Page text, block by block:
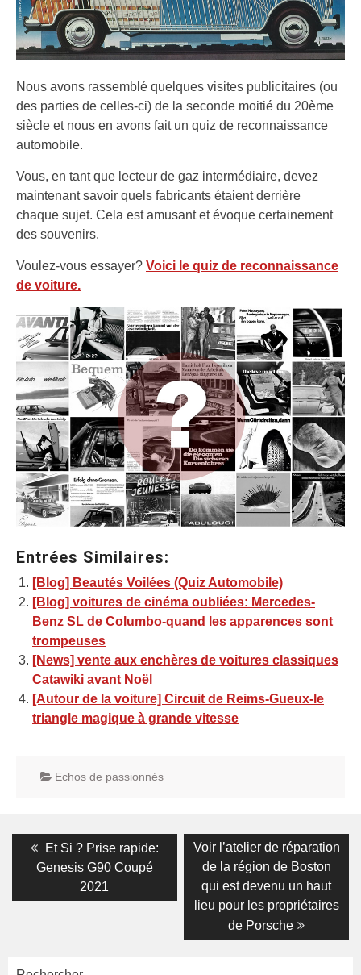
Nous avons rassemblé quelques visites publicitaires (ou
des parties de celles-ci) de la seconde moitié du 20ème
siècle et nous en avons fait un quiz de reconnaissance
automobile.
Vous, en tant que lecteur de gaz intermédiaire, devez
maintenant savoir quels fabricants étaient derrière
chaque sujet. Cela est amusant et évoque certainement
des souvenirs.
Voulez-vous essayer? Voici le quiz de reconnaissance
de voiture.
Entrées Similaires:
[Blog] Beautés Voilées (Quiz Automobile)
[Blog] voitures de cinéma oubliées: Mercedes-
Benz SL de Columbo-quand les apparences sont
trompeuses
[News] vente aux enchères de voitures classiques
Catawiki avant Noël
[Autour de la voiture] Circuit de Reims-Gueux-le
triangle magique à grande vitesse
Echos de passionnés
Navigation
Previous
post:
Et Si ? Prise rapide:
Genesis G90 Coupé
2021
Next
post:
Voir l’atelier de réparation
de la région de Boston
qui est devenu un haut
lieu pour les propriétaires
de Porsche